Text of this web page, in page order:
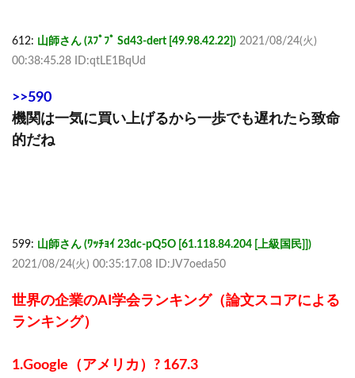
612: 山師さん (ｽﾌﾟﾌﾟ Sd43-dert [49.98.42.22]) 2021/08/24(火)
00:38:45.28 ID:qtLE1BqUd
>>590
機関は一気に買い上げるから一歩でも遅れたら致命
的だね
599: 山師さん (ﾜｯﾁｮｲ 23dc-pQ5O [61.118.84.204 [上級国民]])
2021/08/24(火) 00:35:17.08 ID:JV7oeda50
世界の企業のAI学会ランキング（論文スコアによる
ランキング）
1.Google（アメリカ）? 167.3